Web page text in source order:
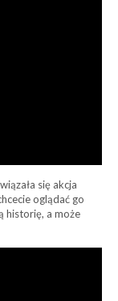
się akcja
oglądać go
historię, a może